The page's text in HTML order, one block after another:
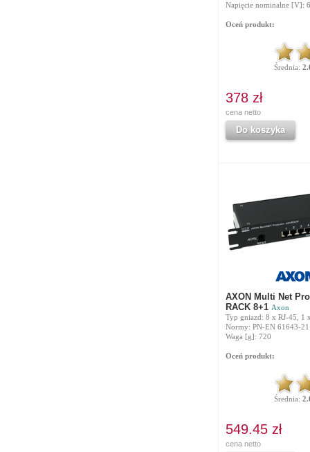
Napięcie nominalne [V]: 6
Oceń produkt:
Średnia:
378 zł
cena netto
Do koszyka
AXON Multi Net
RACK 8+1 Axon
Typ gniazd: 8 x RJ-45, 1
Normy: PN-EN 61643-21
Waga [g]: 720
Oceń produkt:
Średnia:
549.45 zł
cena netto